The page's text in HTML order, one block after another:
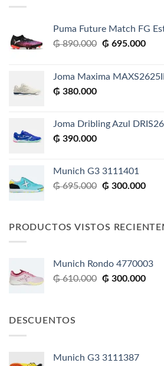
Puma Future Match FG
₲890.000 El
era:
₲ 695.000El
es:
Joma Maxima
₲ 380.000
Joma Dribling Azul
₲ 390.000
Munich G3 3111401
₲695.000 El
era:
₲ 300.000El
es:
PRODUCTOS VISTOS
Munich Rondo 4770003
₲610.000 El
₲ 300.000El
DESCUENTOS
Munich G3 3111387